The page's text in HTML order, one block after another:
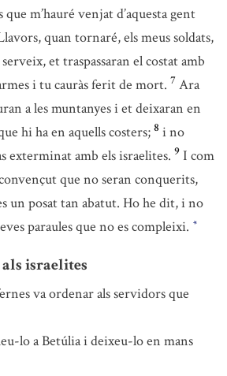
m’hauré venjat d’aquesta gent
quan tornaré, els meus soldats,
et traspassaran el costat amb
i tu cauràs ferit de mort. 7 Ara
a les muntanyes i et deixaran en
hi ha en aquells costers; 8 i no
exterminat amb els israelites. 9 I com
que no seran conquerits,
un posat tan abatut. Ho he dit, i no
paraules que no es compleixi. *
israelites
va ordenar als servidors que
lo a Betúlia i deixeu-lo en mans